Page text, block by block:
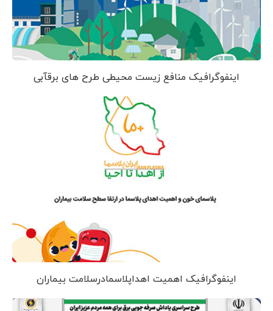
اینفوگرافیک منافع زیست محیطی طرح های برقآبی
اینفوگرافیک اهمیت اهداپلاسمادرسلامت بیماران